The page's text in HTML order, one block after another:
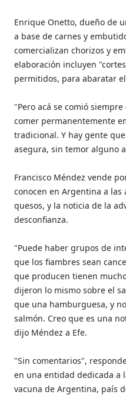
Enrique Onetto, dueño de
a base de carnes y
comercializan chorizos y
elaboración incluyen
permitidos, para abaratar
"Pero acá se comió
comer permanentemente
tradicional. Y hay gente
asegura, sin temor alguno
Francisco Méndez vende
conocen en Argentina a
quesos, y la noticia de la
desconfianza.
"Puede haber grupos de
que los fiambres sean
que producen tienen
dijeron lo mismo sobre el
que una hamburguesa, y
salmón. Creo que es una
dijo Méndez a Efe.
"Sin comentarios",
en una entidad dedicada a
vacuna de Argentina, país